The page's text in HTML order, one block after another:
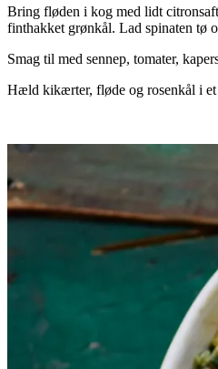
Bring fløden i kog med lidt
finthakket grønkål. Lad spinaten tø
Smag til med sennep, tomater,
Hæld kikærter, fløde og rosenkål i et